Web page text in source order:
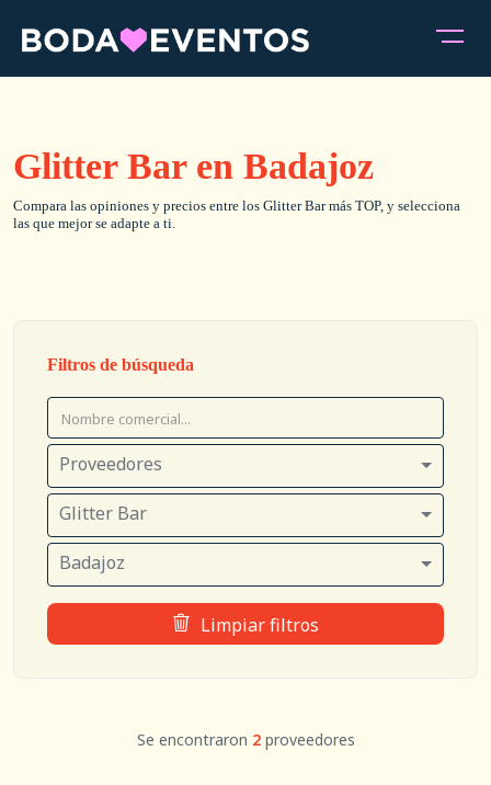
Glitter Bar en Badajoz
Compara las opiniones y precios entre los Glitter Bar más TOP, y selecciona
las que mejor se adapte a ti.
Filtros de búsqueda
Proveedores
Glitter Bar
Badajoz
Limpiar filtros
Se encontraron 2proveedores